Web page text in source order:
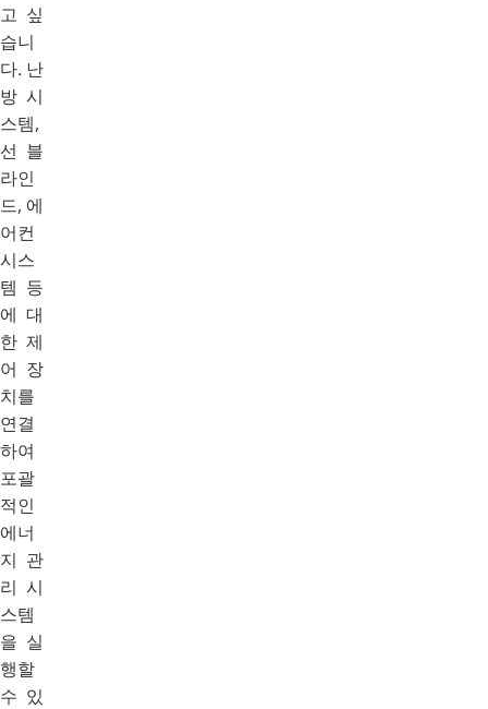
고 싶
습니
다. 난
방 시
스템,
선 블
라인
드, 에
어컨
시스
템 등
에 대
한 제
어 장
치를
연결
하여
포괄
적인
에너
지 관
리 시
스템
을 실
행할
수 있